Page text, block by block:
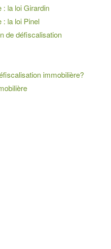
: la loi Girardin
: la loi Pinel
de défiscalisation
immobilière?